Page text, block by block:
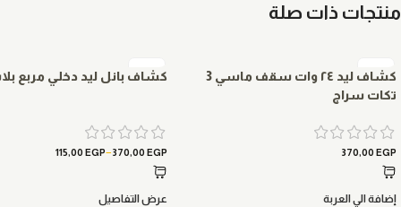
منتجات ذات صلة
كشاف ليد ٢٤ وات سقف ماسي 3
تكات سراج
370,00 EGP
إضافة الي العربة
كشاف بانل ليد دخلي مربع
115,00 EGP–370,00 EGP
عرض التفاصيل